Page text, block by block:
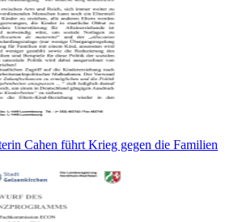
Cahen führt Krieg gegen die Familien